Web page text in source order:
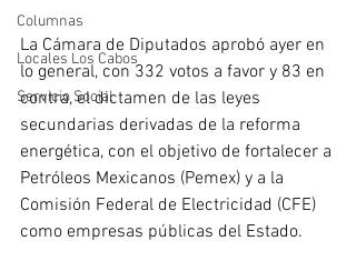
Columnas
Locales Los Cabos
Servicio Social
La Cámara de Diputados aprobó ayer en
lo general, con 332 votos a favor y 83 en
contra, el dictamen de las leyes
secundarias derivadas de la reforma
energética, con el objetivo de fortalecer a
Petróleos Mexicanos (Pemex) y a la
Comisión Federal de Electricidad (CFE)
como empresas públicas del Estado.